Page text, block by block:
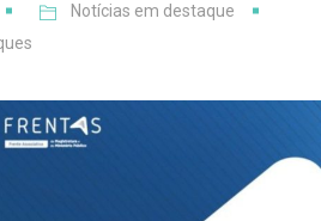
Notícias em destaque